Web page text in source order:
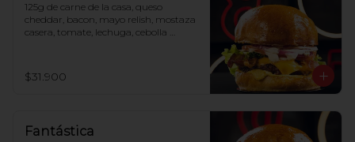
125g de carne de la casa, queso
cheddar, bacon, mayo relish, mostaza
casera, tomate, lechuga, cebolla
$31.900
Fantástica